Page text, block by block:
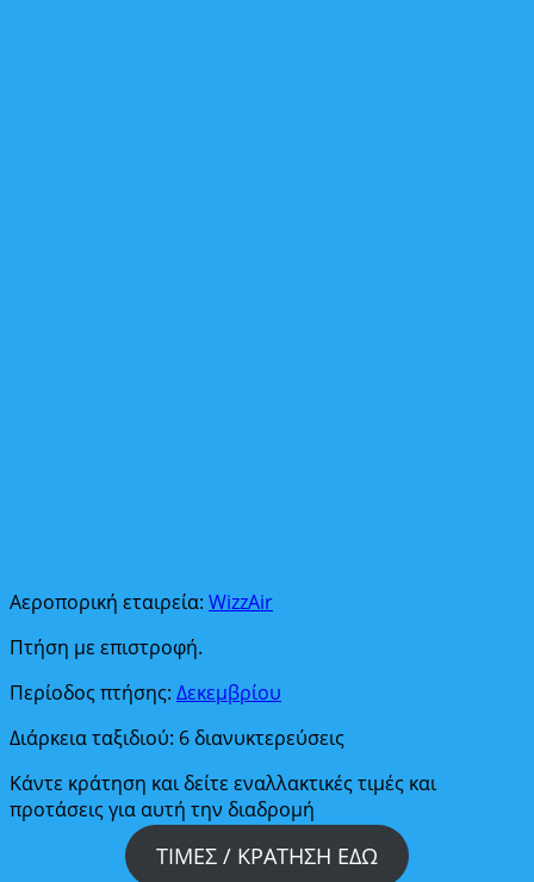
Αεροπορική εταιρεία: WizzAir
Πτήση με επιστροφή.
Περίοδος πτήσης: Δεκεμβρίου
Διάρκεια ταξιδιού: 6 διανυκτερεύσεις
Κάντε κράτηση και δείτε εναλλακτικές τιμές και
προτάσεις για αυτή την διαδρομή
ΤΙΜΕΣ / ΚΡΑΤΗΣΗ ΕΔΩ